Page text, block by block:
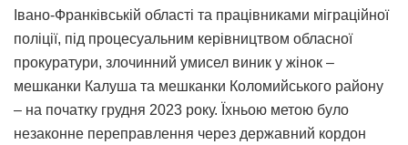
Івано-Франківській області та працівниками міграційної
поліції, під процесуальним керівництвом обласної
прокуратури, злочинний умисел виник у жінок –
мешканки Калуша та мешканки Коломийського району
– на початку грудня 2023 року. Їхньою метою було
незаконне переправлення через державний кордон